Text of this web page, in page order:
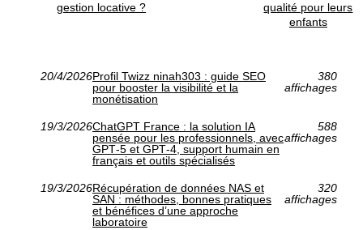
gestion locative ?
qualité pour leurs
enfants
20/4/2026Profil Twizz ninah303 : guide SEO
pour booster la visibilité et la
monétisation
380
affichages
19/3/2026ChatGPT France : la solution IA
pensée pour les professionnels, avec
GPT‑5 et GPT‑4, support humain en
français et outils spécialisés
588
affichages
19/3/2026Récupération de données NAS et
SAN : méthodes, bonnes pratiques
et bénéfices d’une approche
laboratoire
320
affichages